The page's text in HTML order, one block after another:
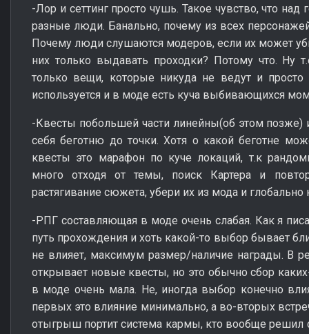
-Лор и сеттинг просто чушь. Такое чувство, что
разные люди. Банально, почему из всех
Почему люди слушаются модеров, если их может
них только выдавать проходки? Потому что. Ну
только вещи, которые никуда не ведут и просто
используется и в моде есть куча выбивающихся
-Квесты побольшей части линейны(об этом позже)
себя беготню до точки. Хотя о какой беготне
квесты это марафон по куче локаций, т.к
много отходя от темы, поиск Картера и
растягивание сюжета, убери их из мода и глобально
-РПГ составляющая в моде очень слабая. Как я
путь прохождения и хоть какой-то выбор бывает
не влияет, максимум размер/наличие награды. В
открывает новые квесты, но это обычно сбор
в моде очень мала. Не, иногда выбор конечно
первых это влияние минимально, а во-вторых
отыгрыш портит система кармы, кто вообще решил